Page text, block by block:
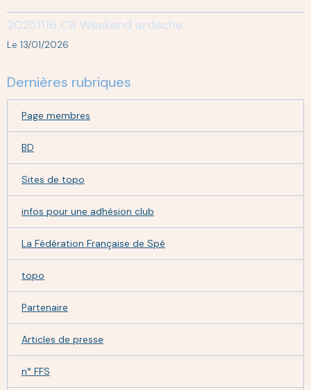
20251116 CR Weekend ardeche
Le 13/01/2026
Dernières rubriques
Page membres
BD
Sites de topo
infos pour une adhésion club
La Fédération Française de Spé
topo
Partenaire
Articles de presse
n° FFS